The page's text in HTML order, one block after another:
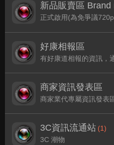
好康相報區
商家資訊發表區
3C資訊流通站 (1)
3C 潮物